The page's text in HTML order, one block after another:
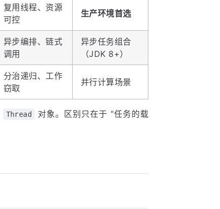
复用线程、资源
可控
生产环境首选
异步编排、链式
调用
异步任务组合
（JDK 8+）
分治递归、工作
窃取
并行计算场景
Thread
对象。区别只在于 "任务的载